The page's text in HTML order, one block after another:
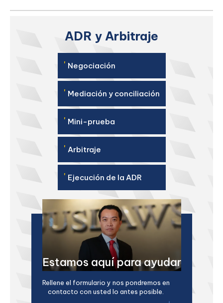
ADR y Arbitraje
' Negociación
' Mediación y conciliación
' Mini-prueba
' Arbitraje
' Ejecución de la ADR
Estamos aquí para ayudar
Rellene el formulario y nos pondremos en
contacto con usted lo antes posible.